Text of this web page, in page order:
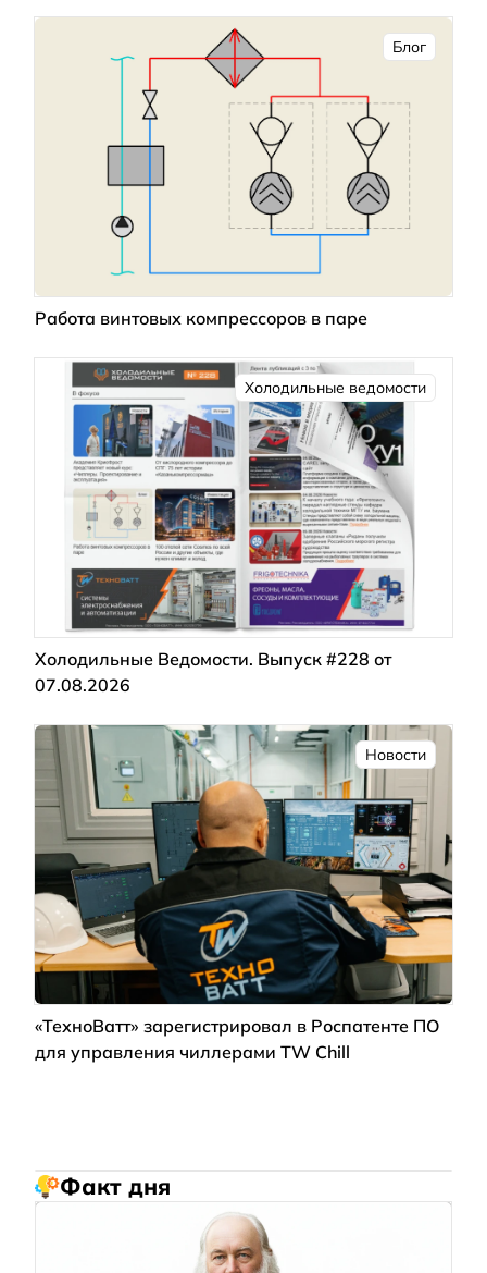
Блог
Работа винтовых компрессоров в паре
Холодильные ведомости
Холодильные Ведомости. Выпуск #228 от
07.08.2026
Новости
«ТехноВатт» зарегистрировал в Роспатенте ПО
для управления чиллерами TW Chill
Факт дня